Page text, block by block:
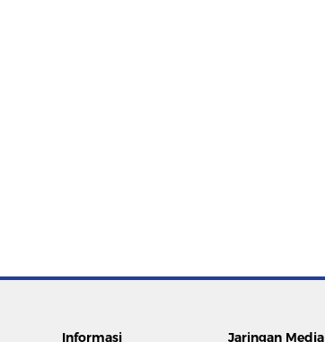
Informasi Jaringan Media